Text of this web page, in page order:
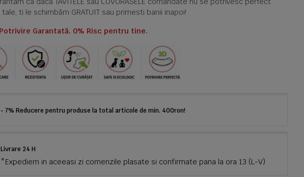
tale, ti le schimbăm GRATUIT sau primesti banii inapoi!
Garantată. 0% Risc pentru tine.
- 7% Reducere pentru produse la total articole de min. 400ron!
Livrare 24 H
*Expediem in aceeasi zi comenzile plasate si confirmate pana la ora 13 (L-V)